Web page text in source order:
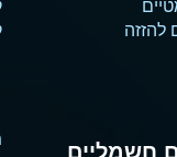
להזזה
חשמליים